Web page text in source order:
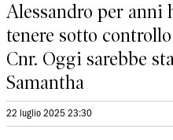
Alessandro per anni
tenere sotto
Cnr. Oggi sarebbe
Samantha
22 luglio 2025 23:30